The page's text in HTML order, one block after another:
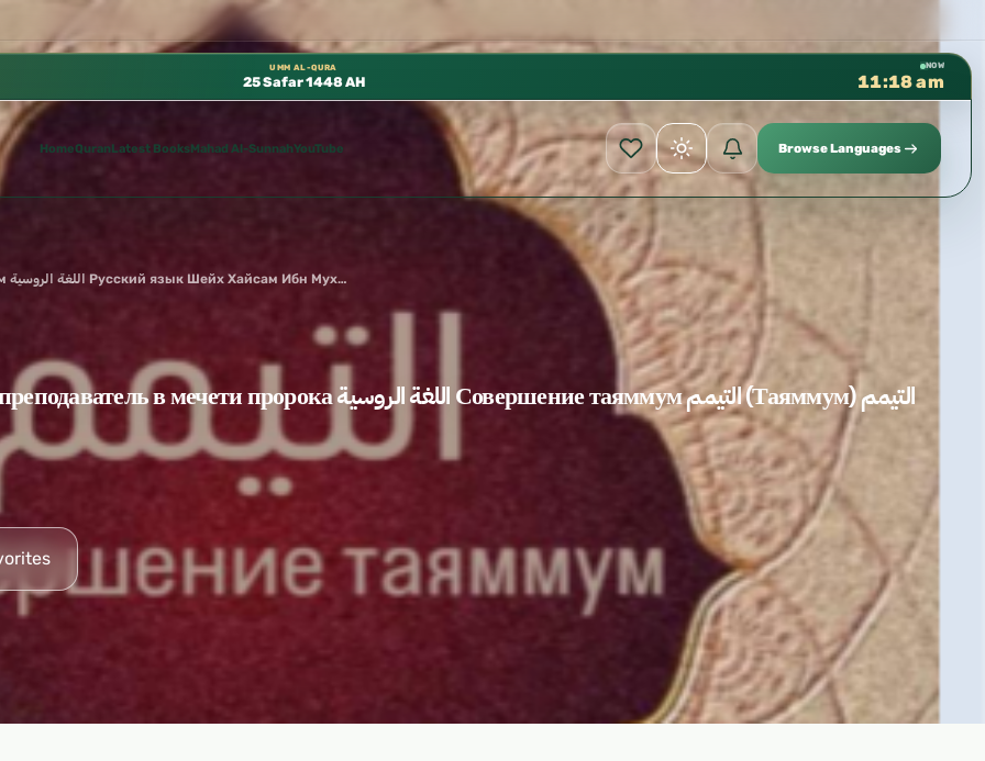
كتب الشيخ هيثم سرحان حفظه الله متوفرة مجانًا في المسجد النبوي، 📍 باب ٣٧ (باب مكة) – الطابق الثالث 📍 إدارة الشؤون العلمية بالحسبة 📚 متوفرة بجميع اللغات
UMM AL-QURA
25 Safar 1448 AH
NOW
11:18 am
HomeQuranLatest BooksMahad Al-SunnahYouTube Browse Languages
التيمم (Таяммум) التيمم Совершение таяммум اللغة الروسية Русский язык Шейх Хайсам Ибн Мухаммад Сархан Бывший преподаватель в мечети пророка ﷺ Руководитель Института «Сунна»
التيمم (Таяммум) التيمم Совершение таяммум اللغة الروسية Русский язык Шейх Хайсам Ибн Мухаммад Сархан Бывший преподаватель в мечети пророка ﷺ Руководитель Института «Сунна»